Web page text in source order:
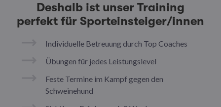
Deshalb ist unser Training
perfekt für Sporteinsteiger/innen
Individuelle Betreuung durch Top Coaches
Übungen für jedes Leistungslevel
Feste Termine im Kampf gegen den
Schweinehund